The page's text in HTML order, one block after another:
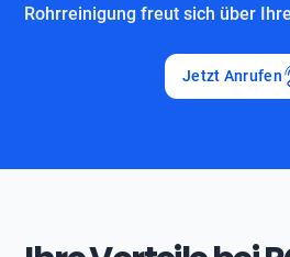
Rohrreinigung freut sich über
Jetzt Anrufen